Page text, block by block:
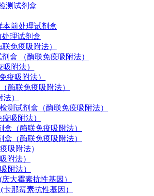
测试剂盒
前处理试剂盒
理试剂盒
免疫吸附法）
盒 （酶联免疫吸附法）
附法）
疫吸附法）
酶联免疫吸附法）
）
测试剂盒（酶联免疫吸附法）
吸附法）
（酶联免疫吸附法）
盒（酶联免疫吸附法）
吸附法）
附法）
附法）
大霉素抗性基因）
那霉素抗性基因）